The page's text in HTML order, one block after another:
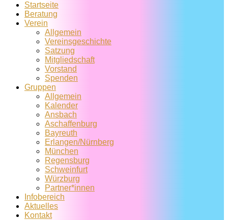
Startseite
Beratung
Verein
Allgemein
Vereins­geschichte
Satzung
Mitglied­schaft
Vorstand
Spenden
Gruppen
Allgemein
Kalender
Ansbach
Aschaffenburg
Bayreuth
Erlangen/Nürnberg
München
Regensburg
Schweinfurt
Würzburg
Partner*innen
Infobereich
Aktuelles
Kontakt